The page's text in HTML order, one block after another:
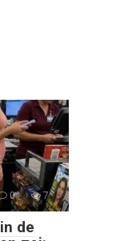
0 7
de